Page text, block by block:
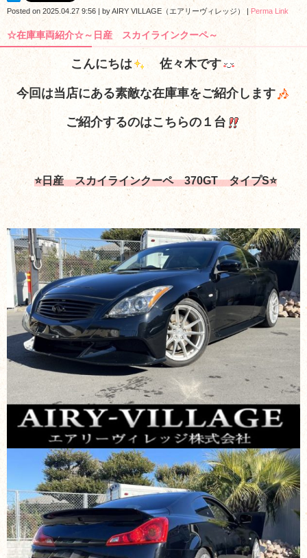
Posted on 2025.04.27 9:56 byAIRY VILLAGE（エアリーヴィレッジ） Perma Link
☆在庫車両紹介☆～日産 スカイラインクーペ～
こんにちは 佐々木です
今回は当店にある素敵な在庫車をご紹介します
ご紹介するのはこちらの１台
⭐日産 スカイラインクーペ 370GT タイプS⭐